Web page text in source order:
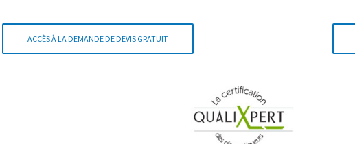
ACCÈS À LA DEMANDE DE DEVIS GRATUIT